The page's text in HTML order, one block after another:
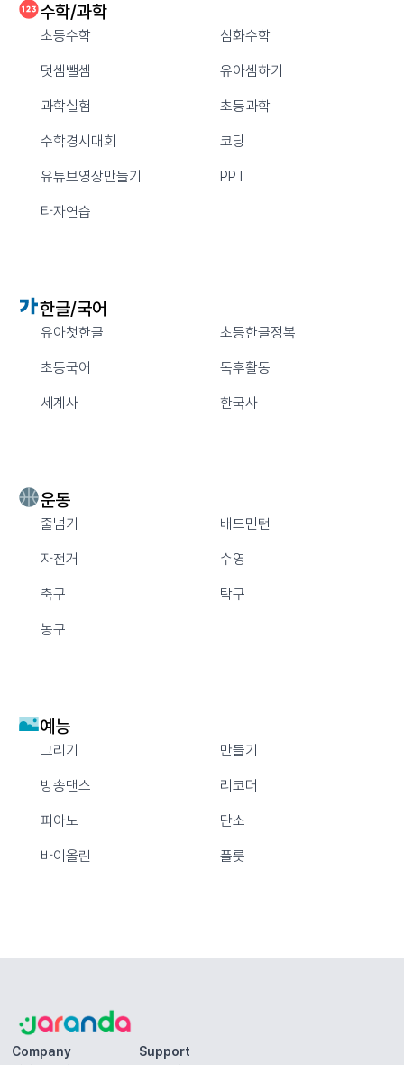
수학/과학
초등수학 심화수학
덧셈뺄셈 유아셈하기
과학실험 초등과학
수학경시대회 코딩
유튜브영상만들기 PPT
타자연습
한글/국어
유아첫한글 초등한글정복
초등국어 독후활동
세계사 한국사
운동
줄넘기 배드민턴
자전거 수영
축구 탁구
농구
예능
그리기 만들기
방송댄스 리코더
피아노 단소
바이올린 플룻
Company
Support